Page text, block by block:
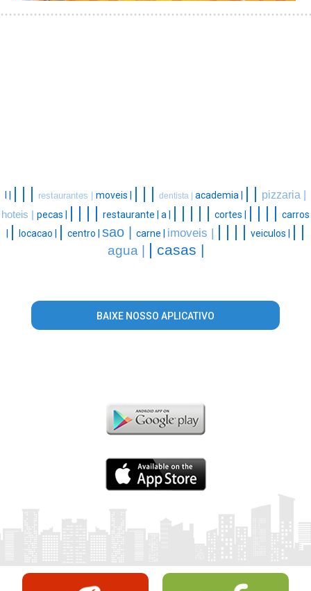
restaurantes | moveis | dentista | academia | pizzaria |
hoteis | pecas | restaurante | a | cortes |
carros
locacao | centro | sao | carne | imoveis | veiculos |
agua | casas |
BAIXE NOSSO APLICATIVO